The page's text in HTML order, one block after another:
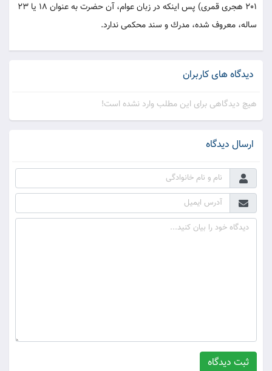
201 هجرى قمرى) پس اينكه در زبان عوام، آن حضرت به عنوان 18 يا 23
ساله، معروف شده، مدرك و سند محكمى ندارد.
دیدگاه های کاربران
هیچ دیدگاهی برای این مطلب وارد نشده است!
ارسال دیدگاه
ثبت دیدگاه